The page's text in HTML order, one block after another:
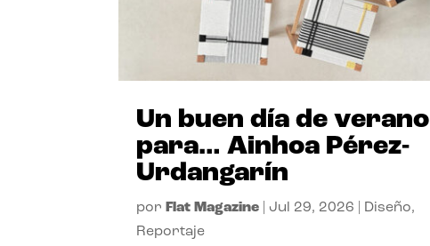
Un buen día de verano
para… Ainhoa Pérez-
Urdangarín
por Flat Magazine Jul 29, 2026 Diseño,
Reportaje